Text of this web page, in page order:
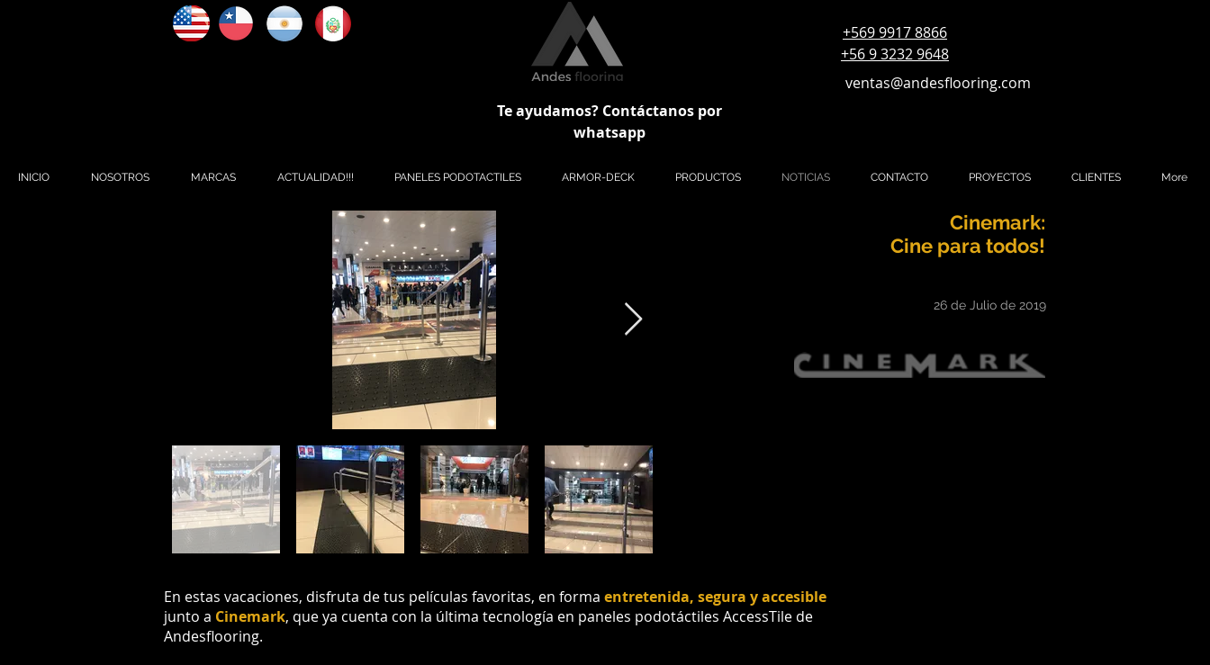
+569 9917 8866
+56 9 3232 9648
ventas@andesflooring.com
Te ayudamos? Contáctanos por
whatsapp
INICIO NOSOTROS MARCAS ACTUALIDAD!!! PANELES PODOTACTILES ARMOR-DECK PRODUCTOS NOTICIAS CONTACTO PROYECTOS CLIENTES More
Cinemark:
Cine para todos!
26 de Julio de 2019
En estas vacaciones, disfruta de tus películas favoritas, en forma entretenida, segura y accesible
junto a Cinemark, que ya cuenta con la última tecnología en paneles podotáctiles AccessTile de
Andesflooring.